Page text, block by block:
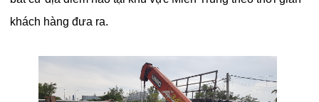
khách hàng đưa ra.